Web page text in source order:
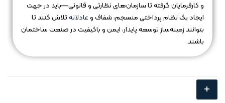
و کارفرمایان گرفته تا سازمان‌های نظارتی و قانونی—باید در جهت
ایجاد یک نظام پرداختی منسجم، شفاف وعادلانهتلاش کنند تا
بتوانند زمینه‌ساز توسعه پایدار، ایمن و باکیفیت در صنعت ساختمان
باشند.
+